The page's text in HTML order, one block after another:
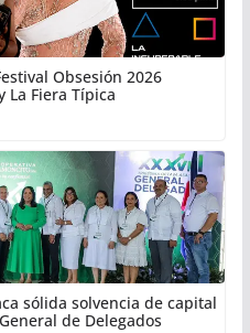
Obsesión 2026
La Fiera Típica
sólida solvencia de capital
de Delegados